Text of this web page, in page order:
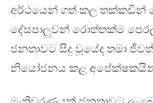
අර්ථයෙන් ගත් කල තක්කඩින්
දේසපාලුවන් රොත්තක්ම
ජනතාවට සිදු වූයේද තමා
නියෝජනය කළ අපේක්ෂකයින්